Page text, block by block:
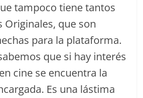
tampoco tiene tantos
Originales, que son
para la plataforma.
que si hay interés
cine se encuentra la
Es una lástima